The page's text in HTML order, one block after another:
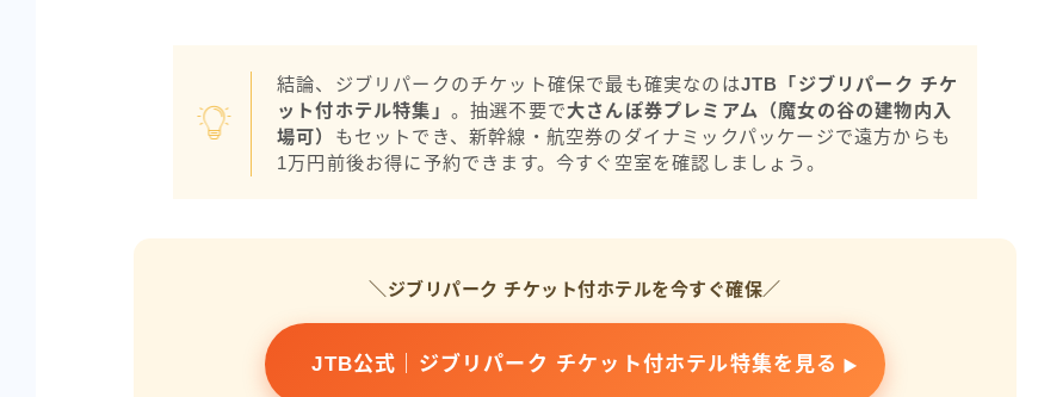
結論、ジブリパークのチケット確保で最も確実なのはJTB「ジブリパーク チケ
ット付ホテル特集」 。抽選不要で大さんぽ券プレミアム（魔女の谷の建物内入
場可） もセットでき、新幹線・航空券のダイナミックパッケージで遠方からも
1万円前後お得に予約できます。今すぐ空室を確認しましょう。
＼ジブリパーク チケット付ホテルを今すぐ確保／
JTB公式｜ジブリパーク チケット付ホテル特集を見る